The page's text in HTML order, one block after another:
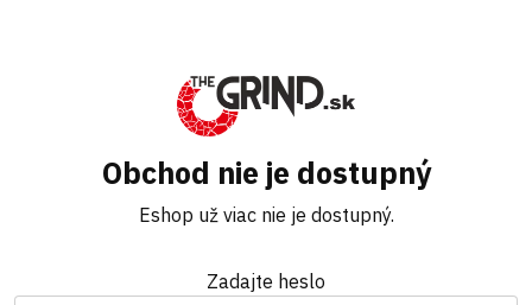
Obchod nie je dostupný
Eshop už viac nie je dostupný.
Zadajte heslo